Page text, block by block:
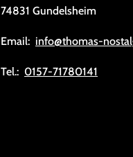
74831 Gundelsheim
Email: info@thomas-
Tel.: 0157-71780141